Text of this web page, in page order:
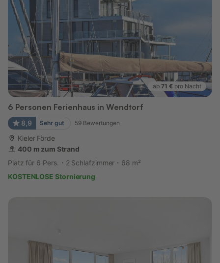
ab 71 € pro Nacht
6 Personen Ferienhaus in Wendtorf
8,9 Sehr gut 59 Bewertungen
Kieler Förde
400 m zum Strand
Platz für 6 Pers.
2 Schlafzimmer
68 m²
KOSTENLOSE Stornierung